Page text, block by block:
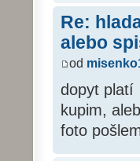
Re:
alebo
od
dopyt platí
kupim,
foto